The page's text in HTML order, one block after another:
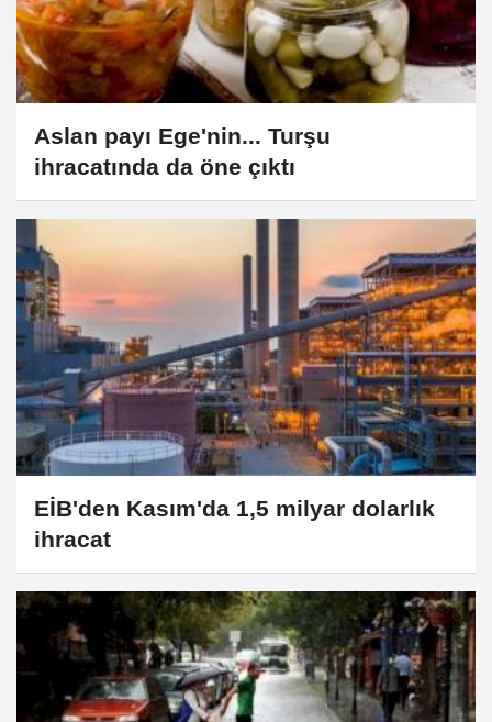
Aslan payı Ege'nin... Turşu
ihracatında da öne çıktı
EİB'den Kasım'da 1,5 milyar dolarlık
ihracat